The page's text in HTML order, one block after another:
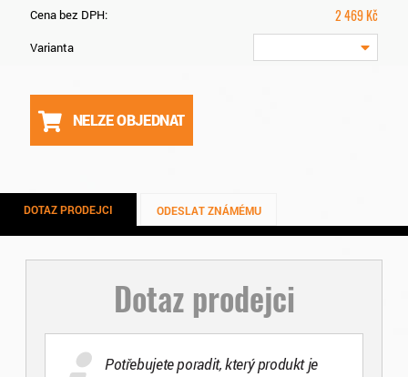
Cena bez DPH: 2 469Kč
Varianta
NELZE OBJEDNAT
DOTAZ PRODEJCI ODESLAT ZNÁMÉMU
Dotaz prodejci
Potřebujete poradit, který produkt je